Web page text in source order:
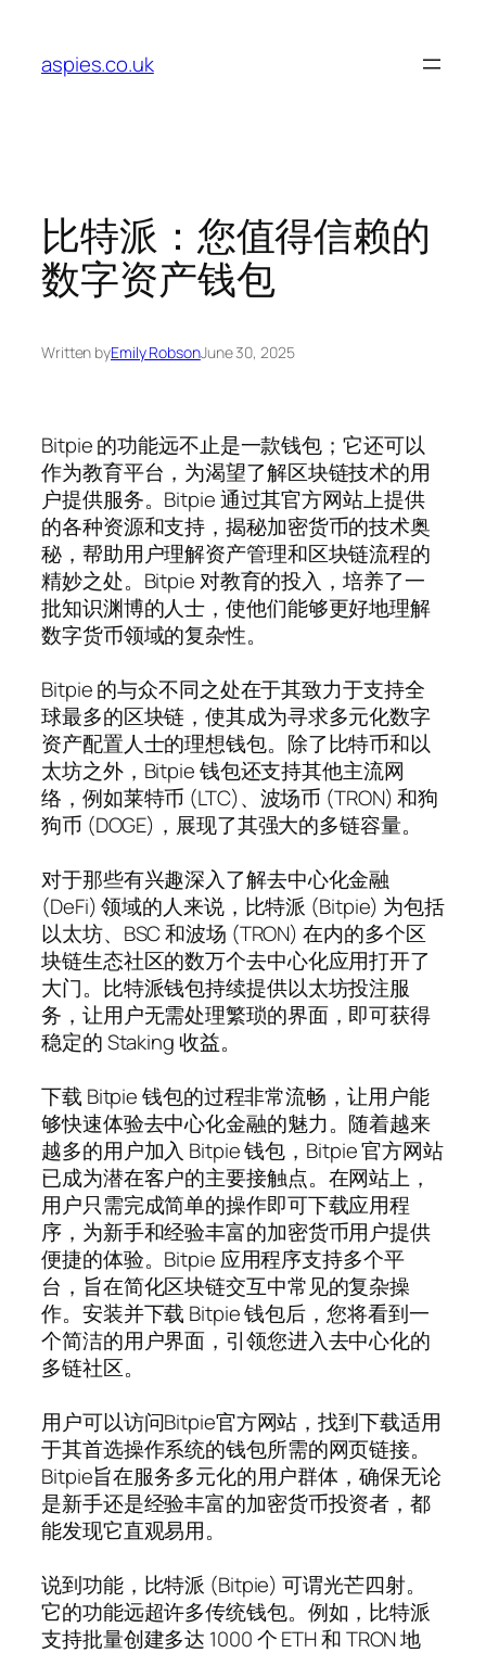
content
aspies.co.uk
比特派：您值得信赖的
数字资产钱包
Written byEmily RobsonJune 30, 2025
Bitpie 的功能远不止是一款钱包；它还可以
作为教育平台，为渴望了解区块链技术的用
户提供服务。Bitpie 通过其官方网站上提供
的各种资源和支持，揭秘加密货币的技术奥
秘，帮助用户理解资产管理和区块链流程的
精妙之处。Bitpie 对教育的投入，培养了一
批知识渊博的人士，使他们能够更好地理解
数字货币领域的复杂性。
Bitpie 的与众不同之处在于其致力于支持全
球最多的区块链，使其成为寻求多元化数字
资产配置人士的理想钱包。除了比特币和以
太坊之外，Bitpie 钱包还支持其他主流网
络，例如莱特币 (LTC)、波场币 (TRON) 和狗
狗币 (DOGE)，展现了其强大的多链容量。
对于那些有兴趣深入了解去中心化金融
(DeFi) 领域的人来说，比特派 (Bitpie) 为包括
以太坊、BSC 和波场 (TRON) 在内的多个区
块链生态社区的数万个去中心化应用打开了
大门。比特派钱包持续提供以太坊投注服
务，让用户无需处理繁琐的界面，即可获得
稳定的 Staking 收益。
下载 Bitpie 钱包的过程非常流畅，让用户能
够快速体验去中心化金融的魅力。随着越来
越多的用户加入 Bitpie 钱包，Bitpie 官方网站
已成为潜在客户的主要接触点。在网站上，
用户只需完成简单的操作即可下载应用程
序，为新手和经验丰富的加密货币用户提供
便捷的体验。Bitpie 应用程序支持多个平
台，旨在简化区块链交互中常见的复杂操
作。安装并下载 Bitpie 钱包后，您将看到一
个简洁的用户界面，引领您进入去中心化的
多链社区。
用户可以访问Bitpie官方网站，找到下载适用
于其首选操作系统的钱包所需的网页链接。
Bitpie旨在服务多元化的用户群体，确保无论
是新手还是经验丰富的加密货币投资者，都
能发现它直观易用。
说到功能，比特派 (Bitpie) 可谓光芒四射。
它的功能远超许多传统钱包。例如，比特派
支持批量创建多达 1000 个 ETH 和 TRON 地